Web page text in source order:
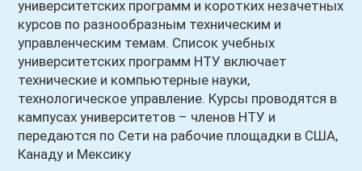
университетских программ и коротких незачетных
курсов по разнообразным техническим и
управленческим темам. Список учебных
университетских программ НТУ включает
технические и компьютерные науки,
технологическое управление. Курсы проводятся в
кампусах университетов – членов НТУ и
передаются по Сети на рабочие площадки в США,
Канаду и Мексику